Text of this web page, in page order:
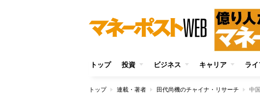
トップ 投資 ビジネス キャリア ライ
トップ 連載・著者 田代尚機のチャイナ・リサーチ